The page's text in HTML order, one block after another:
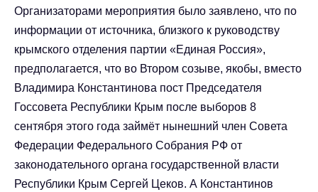
Организаторами мероприятия было заявлено, что по
информации от источника, близкого к руководству
крымского отделения партии «Единая Россия»,
предполагается, что во Втором созыве, якобы, вместо
Владимира Константинова пост Председателя
Госсовета Республики Крым после выборов 8
сентября этого года займёт нынешний член Совета
Федерации Федерального Собрания РФ от
законодательного органа государственной власти
Республики Крым Сергей Цеков. А Константинов